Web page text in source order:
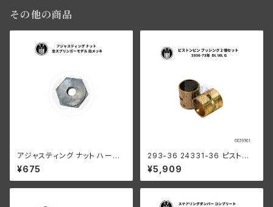
その他の商品
アジャスティング ナット ハーレ
ーダビッドソン 全スプリンガー
モデル 白メッキ
¥675
293-36 24331-36 ピストン
ピンブッシング 2個組
¥5,909